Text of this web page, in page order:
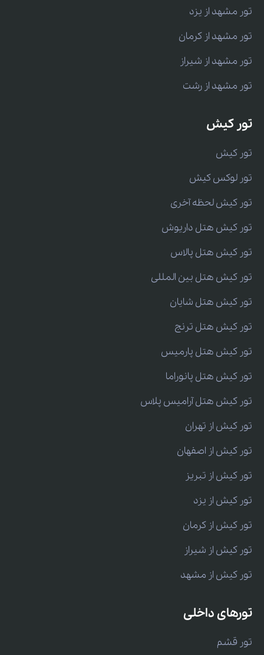
تور مشهد از یزد
تور مشهد از کرمان
تور مشهد از شیراز
تور مشهد از رشت
تور کیش
تور کیش
تور لوکس کیش
تور کیش لحظه آخری
تور کیش هتل داریوش
تور کیش هتل پالاس
تور کیش هتل بین المللی
تور کیش هتل شایان
تور کیش هتل ترنج
تور کیش هتل پارمیس
تور کیش هتل پانوراما
تور کیش هتل آرامیس پلاس
تور کیش از تهران
تور کیش از اصفهان
تور کیش از تبریز
تور کیش از یزد
تور کیش از کرمان
تور کیش از شیراز
تور کیش از مشهد
تورهای داخلی
تور قشم